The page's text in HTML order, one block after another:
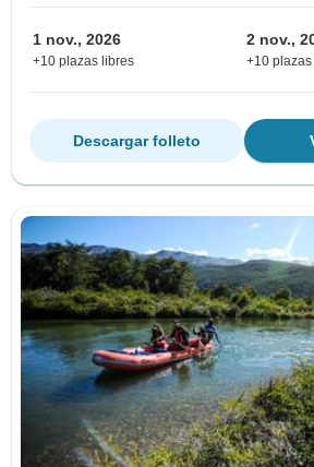
1 nov., 2026
+10 plazas libres
2 nov.,
+10
Descargar folleto